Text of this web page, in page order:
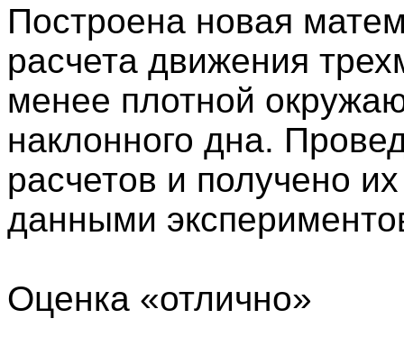
Построена новая
расчета движения
менее плотной
наклонного дна.
расчетов и получено
данными
Оценка «отлично»